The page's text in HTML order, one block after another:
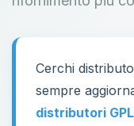
Cerchi
sempre
distributori GPL